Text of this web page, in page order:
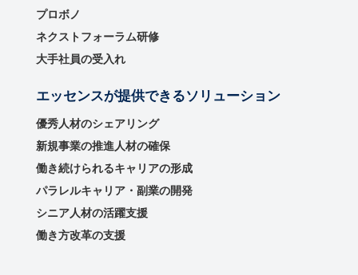
プロボノ
ネクストフォーラム研修
大手社員の受入れ
エッセンスが提供できるソリューション
優秀⼈材のシェアリング
新規事業の推進⼈材の確保
働き続けられるキャリアの形成
パラレルキャリア・副業の開発
シニア人材の活躍支援
働き方改革の支援